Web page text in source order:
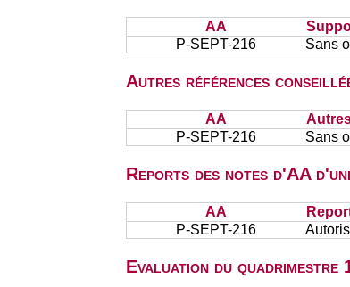
AA
P-SEPT-216
Sans
Autres références
AA
P-SEPT-216
Sans
Reports des notes d'AA
AA
P-SEPT-216
Evaluation du quadrimestre